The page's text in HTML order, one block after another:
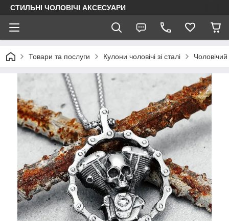
СТИЛЬНІ ЧОЛОВІЧІ АКСЕСУАРИ
Товари та послуги Кулони чоловічі зі сталі